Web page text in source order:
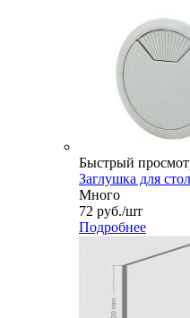
Быстрый
Заглушка для
Много
72 руб./шт
Подробнее